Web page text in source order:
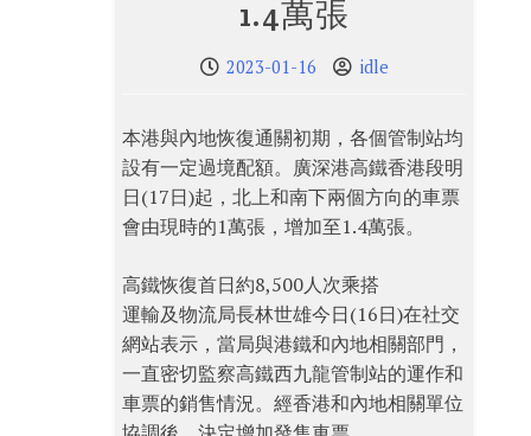
1.4萬張
2023-01-16 idle
本港與內地恢復通關初期，各個管制站均
設有一定過境配額。廣深港高鐵香港段明
日(17日)起，北上和南下兩個方向的車票
會由現時的1萬張，增加至1.4萬張。
高鐵恢復首日約8,500人次乘搭
運輸及物流局長林世雄今日(16日)在社交
網站表示，當局與港鐵和內地相關部門，
一直密切監察高鐵西九龍管制站的運作和
車票的銷售情況。經香港和內地相關單位